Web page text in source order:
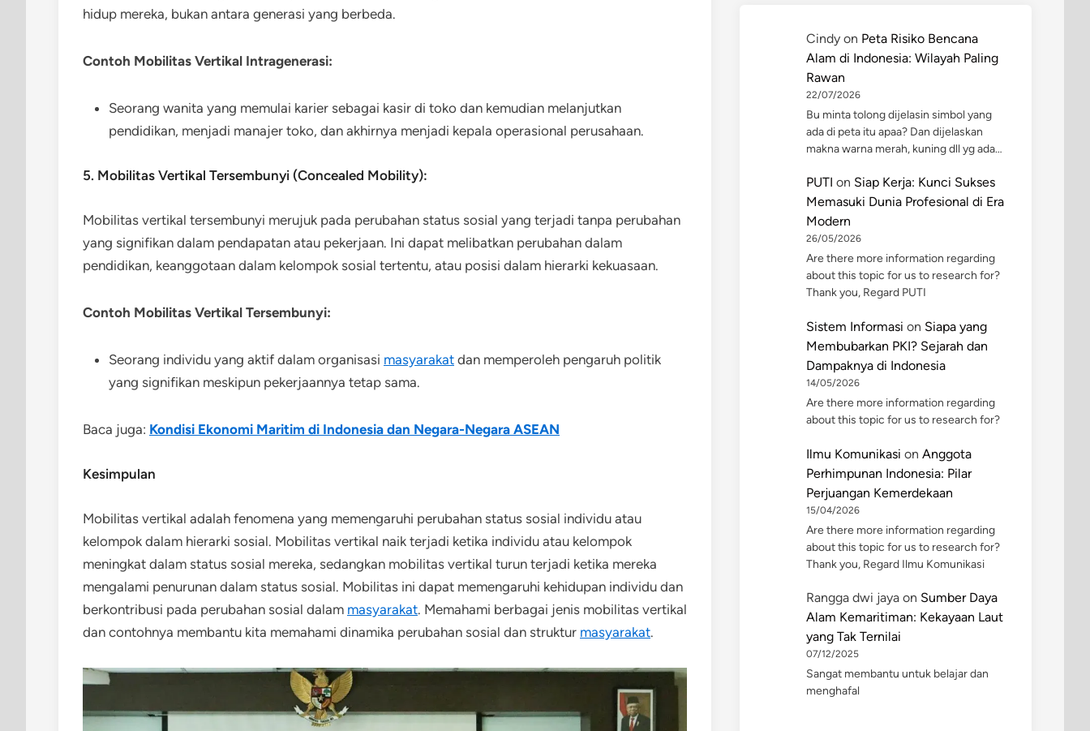
hidup mereka, bukan antara generasi yang berbeda.
Contoh Mobilitas Vertikal Intragenerasi:
Seorang wanita yang memulai karier sebagai kasir di toko dan kemudian melanjutkan
pendidikan, menjadi manajer toko, dan akhirnya menjadi kepala operasional perusahaan.
5. Mobilitas Vertikal Tersembunyi (Concealed Mobility):
Mobilitas vertikal tersembunyi merujuk pada perubahan status sosial yang terjadi tanpa perubahan
yang signifikan dalam pendapatan atau pekerjaan. Ini dapat melibatkan perubahan dalam
pendidikan, keanggotaan dalam kelompok sosial tertentu, atau posisi dalam hierarki kekuasaan.
Contoh Mobilitas Vertikal Tersembunyi:
Seorang individu yang aktif dalam organisasi masyarakat dan memperoleh pengaruh politik
yang signifikan meskipun pekerjaannya tetap sama.
Baca juga: Kondisi Ekonomi Maritim di Indonesia dan Negara-Negara ASEAN
Kesimpulan
Mobilitas vertikal adalah fenomena yang memengaruhi perubahan status sosial individu atau
kelompok dalam hierarki sosial. Mobilitas vertikal naik terjadi ketika individu atau kelompok
meningkat dalam status sosial mereka, sedangkan mobilitas vertikal turun terjadi ketika mereka
mengalami penurunan dalam status sosial. Mobilitas ini dapat memengaruhi kehidupan individu dan
berkontribusi pada perubahan sosial dalam masyarakat. Memahami berbagai jenis mobilitas vertikal
dan contohnya membantu kita memahami dinamika perubahan sosial dan struktur masyarakat.
Cindy on Peta Risiko Bencana
Alam di Indonesia: Wilayah Paling
Rawan
22/07/2026
Bu minta tolong dijelasin simbol yang
ada di peta itu apaa? Dan dijelaskan
makna warna merah, kuning dll yg ada…
PUTI on Siap Kerja: Kunci Sukses
Memasuki Dunia Profesional di Era
Modern
26/05/2026
Are there more information regarding
about this topic for us to research for?
Thank you, Regard PUTI
Sistem Informasi on Siapa yang
Membubarkan PKI? Sejarah dan
Dampaknya di Indonesia
14/05/2026
Are there more information regarding
about this topic for us to research for?
Ilmu Komunikasi on Anggota
Perhimpunan Indonesia: Pilar
Perjuangan Kemerdekaan
15/04/2026
Are there more information regarding
about this topic for us to research for?
Thank you, Regard Ilmu Komunikasi
Rangga dwi jaya on Sumber Daya
Alam Kemaritiman: Kekayaan Laut
yang Tak Ternilai
07/12/2025
Sangat membantu untuk belajar dan
menghafal